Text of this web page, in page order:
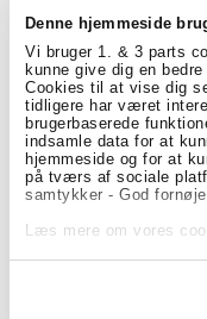
Denne hjemmeside
Vi bruger 1. & 3 parts
kunne give dig en
Cookies til at vise dig
tidligere har været
brugerbaserede
indsamle data for at
hjemmeside og for at
på tværs af sociale
samtykker - God
Læs mere om vores
Boblefolie 100 cm x
BOF100
Klar folie, boble
349,00 DKK
(ekskl. moms)
Få skarpe